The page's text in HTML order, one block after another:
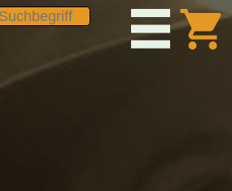
shopping_cart